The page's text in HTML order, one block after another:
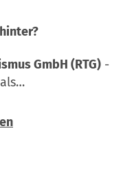
GmbH (RTG) -